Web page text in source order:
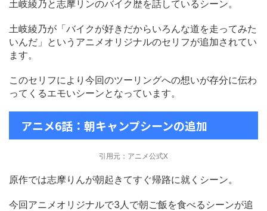
土岐綾乃と志摩リンのバイク歴を話しているシーン。
土岐綾乃が「バイクが好きだからいろんな道を走ってみた
いんだ」というアニメオリジナルのセリフが追加されてい
ます。
このセリフにより今回のツーリングへの想いが存分に伝わ
ってくるエモいシーンとなっています。
アニメ6話：朝キャンプシーンの追加
引用元：アニメ公式X
原作では志摩りんが朝起きてすぐ帰路に就くシーン。
今回アニメオリジナルで3人で朝ご飯を食べるシーンが追